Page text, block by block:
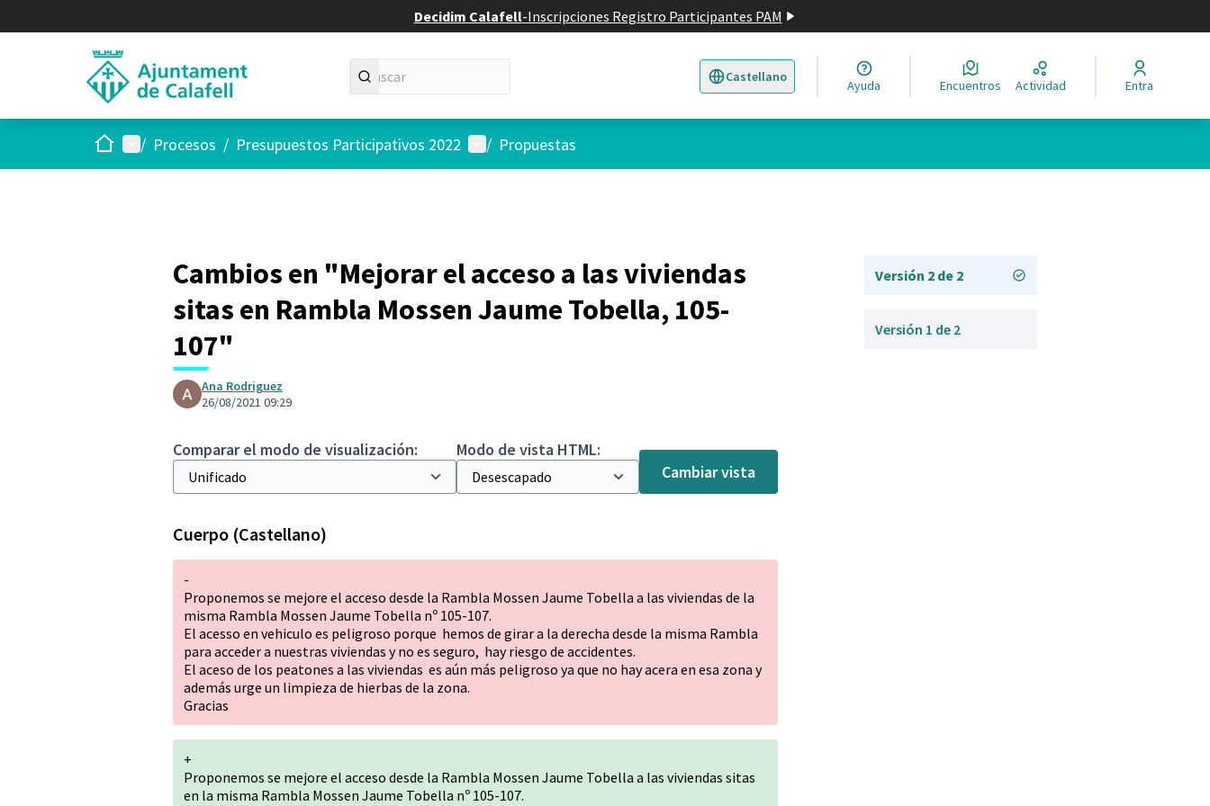
Decidim Calafell-Inscripciones Registro Participantes PAM
Castellano
Triar la llengua Elegir el idioma
Ayuda Encuentros Actividad Entra
InicioMenú principal
/ Procesos / Presupuestos Participativos 2022 Menú de usuario
/ Propuestas
Cambios en "Mejorar el acceso a las viviendas
sitas en Rambla Mossen Jaume Tobella, 105-
107"
Ana Rodriguez
26/08/2021 09:29
Comparar el modo de visualización:
Modo de vista HTML:
Cambiar vista
Cuerpo (Castellano)
-
Proponemos se mejore el acceso desde la Rambla Mossen Jaume Tobella a las viviendas de la
misma Rambla Mossen Jaume Tobella nº 105-107.
El acesso en vehiculo es peligroso porque hemos de girar a la derecha desde la misma Rambla
para acceder a nuestras viviendas y no es seguro, hay riesgo de accidentes.
El aceso de los peatones a las viviendas es aún más peligroso ya que no hay acera en esa zona y
además urge un limpieza de hierbas de la zona.
Gracias
+
Proponemos se mejore el acceso desde la Rambla Mossen Jaume Tobella a las viviendas sitas
en la misma Rambla Mossen Jaume Tobella nº 105-107.
Versión 2 de 2
Versión 1 de 2